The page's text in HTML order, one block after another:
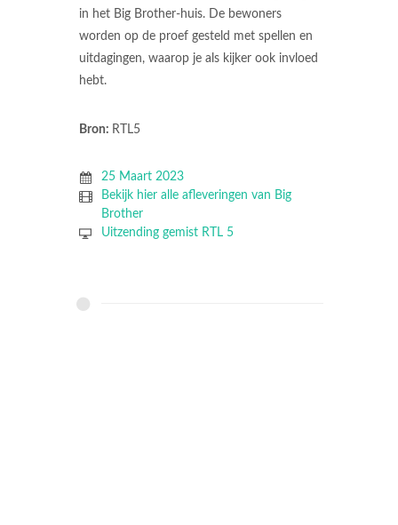
in het Big Brother-huis. De bewoners
worden op de proef gesteld met spellen en
uitdagingen, waarop je als kijker ook invloed
hebt.
Bron: RTL5
25 Maart 2023
Bekijk hier alle afleveringen van Big
Brother
Uitzending gemist RTL 5